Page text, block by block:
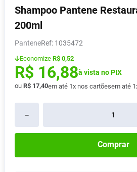
Shampoo Pantene
200ml
Pantene : 1035472
Economize R$ 0,52
R$ 16,88à vista no PIX
ou R$ 17,40em até 1x nos cartõesem até 1
－
Comprar
6º Desodorante
7º
8º Absorvente
9º Pampers Confort Sec
10 Lavitan